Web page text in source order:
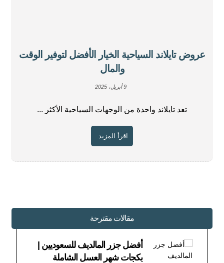
عروض تايلاند السياحية الخيار الأفضل لتوفير الوقت
والمال
9 أبريل، 2025
تعد تايلاند واحدة من الوجهات السياحية الأكثر ...
اقرأ المزيد
مقالات مقترحة
أفضل جزر المالديف للسعوديين |
بكجات شهر العسل الشاملة